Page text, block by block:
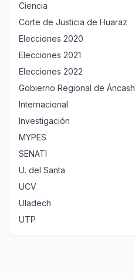
Ciencia
Corte de Justicia de Huaraz
Elecciones 2020
Elecciones 2021
Elecciones 2022
Gobierno Regional de Áncash
Internacional
Investigación
MYPES
SENATI
U. del Santa
UCV
Uladech
UTP